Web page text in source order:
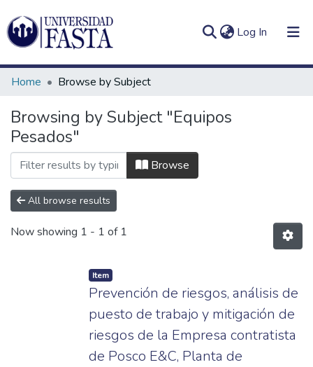
Log In (current)
Communities
&
Collections
All of DSpace
Log
In(current)
Home Browse by Subject
Browsing by Subject "Equipos
Pesados"
Browse
All browse results
Now showing 1 - 1 of 1
Item
Prevención de riesgos, análisis de
puesto de trabajo y mitigación de
riesgos de la Empresa contratista
de Posco E&C, Planta de